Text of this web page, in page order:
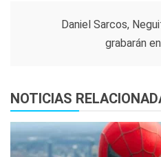
entradas
Daniel Sarcos,
grabarán
NOTICIAS